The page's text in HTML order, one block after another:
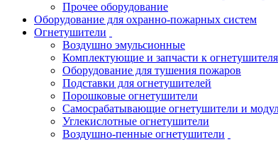
Прочее оборудование
Оборудование для охранно-пожарных систем
Огнетушители
Воздушно эмульсионные
Комплектующие и запчасти к
Оборудование для тушения пожаров
Подставки для огнетушителей
Порошковые огнетушители
Самосрабатывающие огнетушители и
Углекислотные огнетушители
Воздушно-пенные огнетушители